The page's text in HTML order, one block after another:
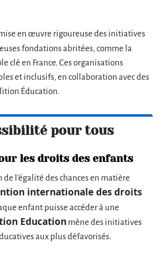
en œuvre rigoureuse des initiatives
fondations abritées, comme la
clé en France. Ces organisations
et inclusifs, en collaboration avec des
Éducation.
pour tous
les droits des enfants
de l’égalité des chances en matière
internationale des droits
enfant puisse accéder à une
Education mène des initiatives
aux plus défavorisés.